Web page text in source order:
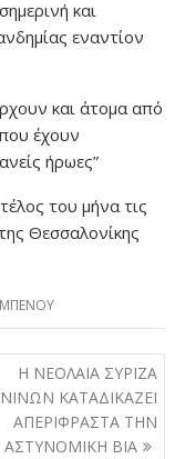
και
εναντίον
και άτομα από
έχουν
ήρωες”
του μήνα τις
Θεσσαλονίκης
ΜΠΕΝΟΥ
Η ΝΕΟΛΑΙΑ ΣΥΡΙΖΑ
ΚΑΤΑΔΙΚΑΖΕΙ
ΑΠΕΡΙΦΡΑΣΤΑ ΤΗΝ
ΑΣΤΥΝΟΜΙΚΗ ΒΙΑ